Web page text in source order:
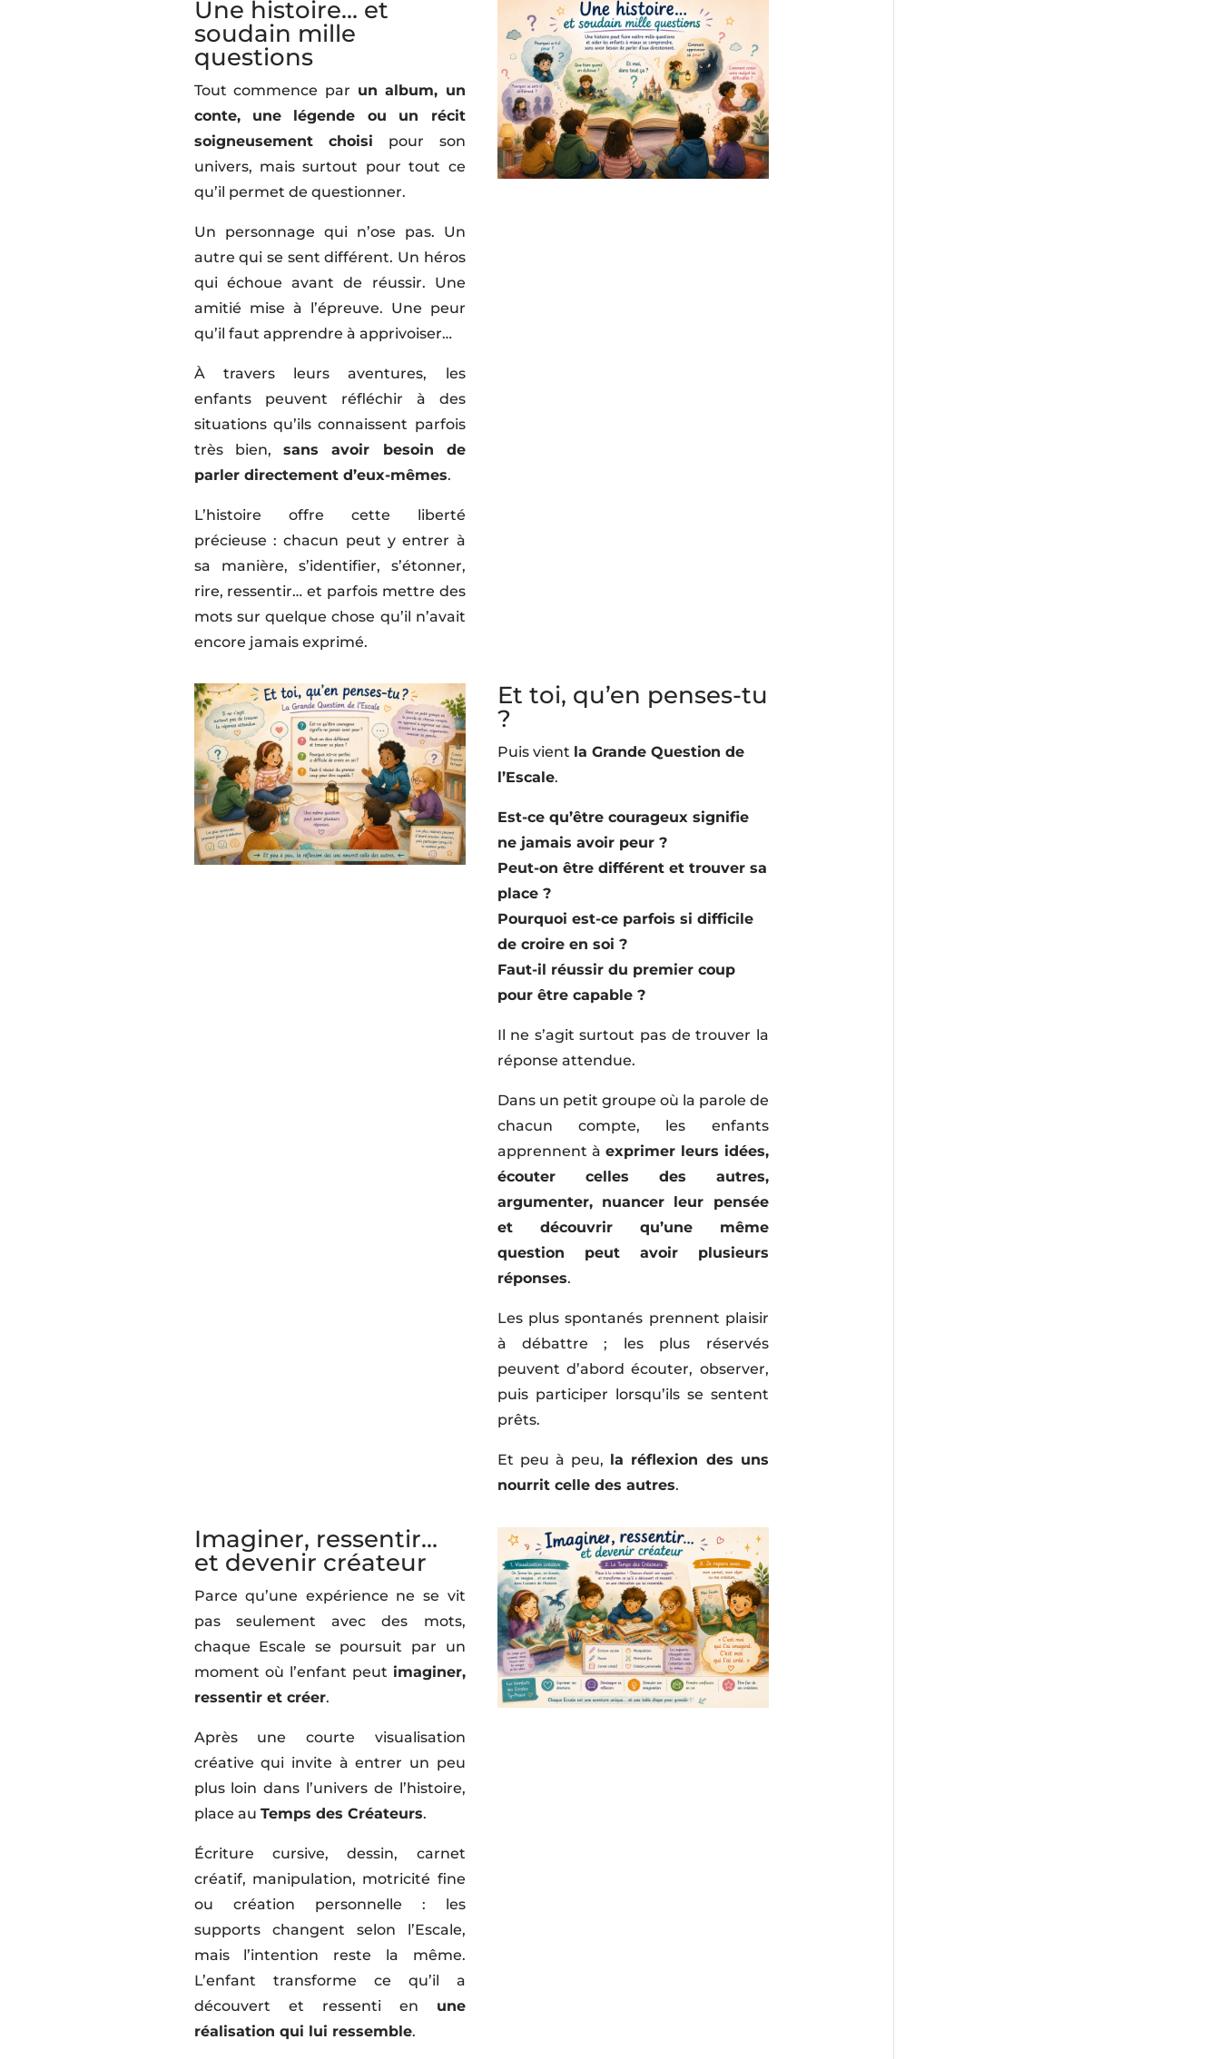
Une histoire… et
soudain mille
questions
Tout commence par un album, un
conte, une légende ou un récit
soigneusement choisi pour son
univers, mais surtout pour tout ce
qu’il permet de questionner.
Un personnage qui n’ose pas. Un
autre qui se sent différent. Un héros
qui échoue avant de réussir. Une
amitié mise à l’épreuve. Une peur
qu’il faut apprendre à apprivoiser…
À travers leurs aventures, les
enfants peuvent réfléchir à des
situations qu’ils connaissent parfois
très bien,sans avoir besoin de
parler directement d’eux-mêmes.
L’histoire offre cette liberté
précieuse : chacun peut y entrer à
sa manière, s’identifier, s’étonner,
rire, ressentir… et parfois mettre des
mots sur quelque chose qu’il n’avait
encore jamais exprimé.
Et toi, qu’en penses-tu
?
Puis vient la Grande Question de
l’Escale.
Est-ce qu’être courageux signifie
ne jamais avoir peur ?
Peut-on être différent et trouver sa
place ?
Pourquoi est-ce parfois si difficile
de croire en soi ?
Faut-il réussir du premier coup
pour être capable ?
Il ne s’agit surtout pas de trouver la
réponse attendue.
Dans un petit groupe où la parole de
chacun compte, les enfants
apprennent à exprimer leurs idées,
écouter celles des autres,
argumenter, nuancer leur pensée
et découvrir qu’une même
question peut avoir plusieurs
réponses.
Les plus spontanés prennent plaisir
à débattre ; les plus réservés
peuvent d’abord écouter, observer,
puis participer lorsqu’ils se sentent
prêts.
Et peu à peu, la réflexion des uns
nourrit celle des autres.
Imaginer, ressentir…
et devenir créateur
Parce qu’une expérience ne se vit
pas seulement avec des mots,
chaque Escale se poursuit par un
moment où l’enfant peut imaginer,
ressentir et créer.
Après une courte visualisation
créative qui invite à entrer un peu
plus loin dans l’univers de l’histoire,
place au Temps des Créateurs.
Écriture cursive, dessin, carnet
créatif, manipulation, motricité fine
ou création personnelle : les
supports changent selon l’Escale,
mais l’intention reste la même.
L’enfant transforme ce qu’il a
découvert et ressenti en une
réalisation qui lui ressemble.